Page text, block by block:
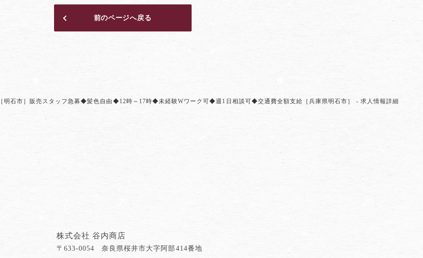
前のページへ戻る
［明石市］販売スタッフ急募◆髪色自由◆12時～17時◆未経験Wワーク可◆週1日相談可◆交通費全額支給［兵庫県明石市］ - 求人情報詳細
株式会社 谷内商店
〒633-0054 奈良県桜井市大字阿部414番地